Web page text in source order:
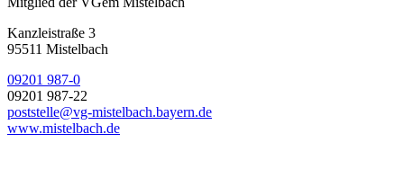
Kanzleistraße 3
95511 Mistelbach
09201 987-0
09201 987-22
poststelle@vg-mistelbach.bayern.de
www.mistelbach.de